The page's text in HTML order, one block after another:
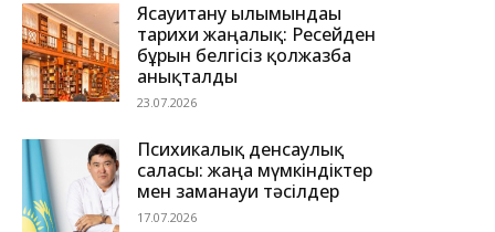
Ясауитану ғылымындағы
тарихи жаңалық: Ресейден
бұрын белгісіз қолжазба
анықталды
23.07.2026
Психикалық денсаулық
саласы: жаңа мүмкіндіктер
мен заманауи тәсілдер
17.07.2026